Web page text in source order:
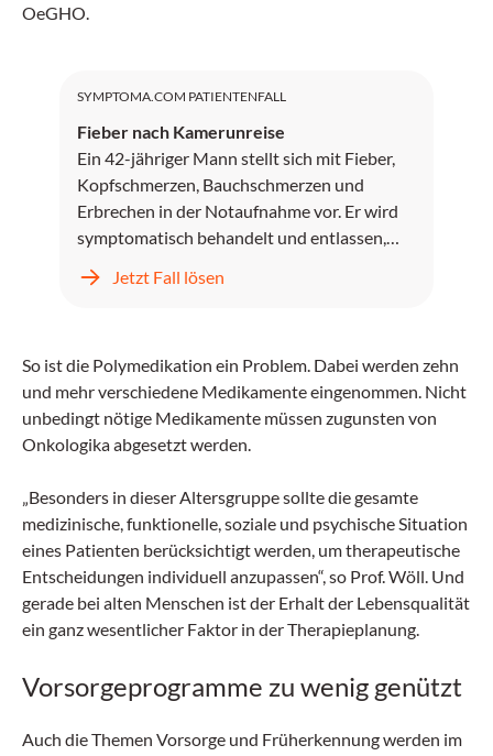
OeGHO.
SYMPTOMA.COM PATIENTENFALL
Fieber nach Kamerunreise
Ein 42-jähriger Mann stellt sich mit Fieber,
Kopfschmerzen, Bauchschmerzen und
Erbrechen in der Notaufnahme vor. Er wird
symptomatisch behandelt und entlassen,
kehrt jedoch zwei Tage später mit
unstillbarem Erbrechen, Kopfschmerzen und
Jetzt Fall lösen
So ist die Polymedikation ein Problem. Dabei werden zehn
und mehr verschiedene Medikamente eingenommen. Nicht
unbedingt nötige Medikamente müssen zugunsten von
Onkologika abgesetzt werden.
„Besonders in dieser Altersgruppe sollte die gesamte
medizinische, funktionelle, soziale und psychische Situation
eines Patienten berücksichtigt werden, um therapeutische
Entscheidungen individuell anzupassen“, so Prof. Wöll. Und
gerade bei alten Menschen ist der Erhalt der Lebensqualität
ein ganz wesentlicher Faktor in der Therapieplanung.
Vorsorgeprogramme zu wenig genützt
Auch die Themen Vorsorge und Früherkennung werden im